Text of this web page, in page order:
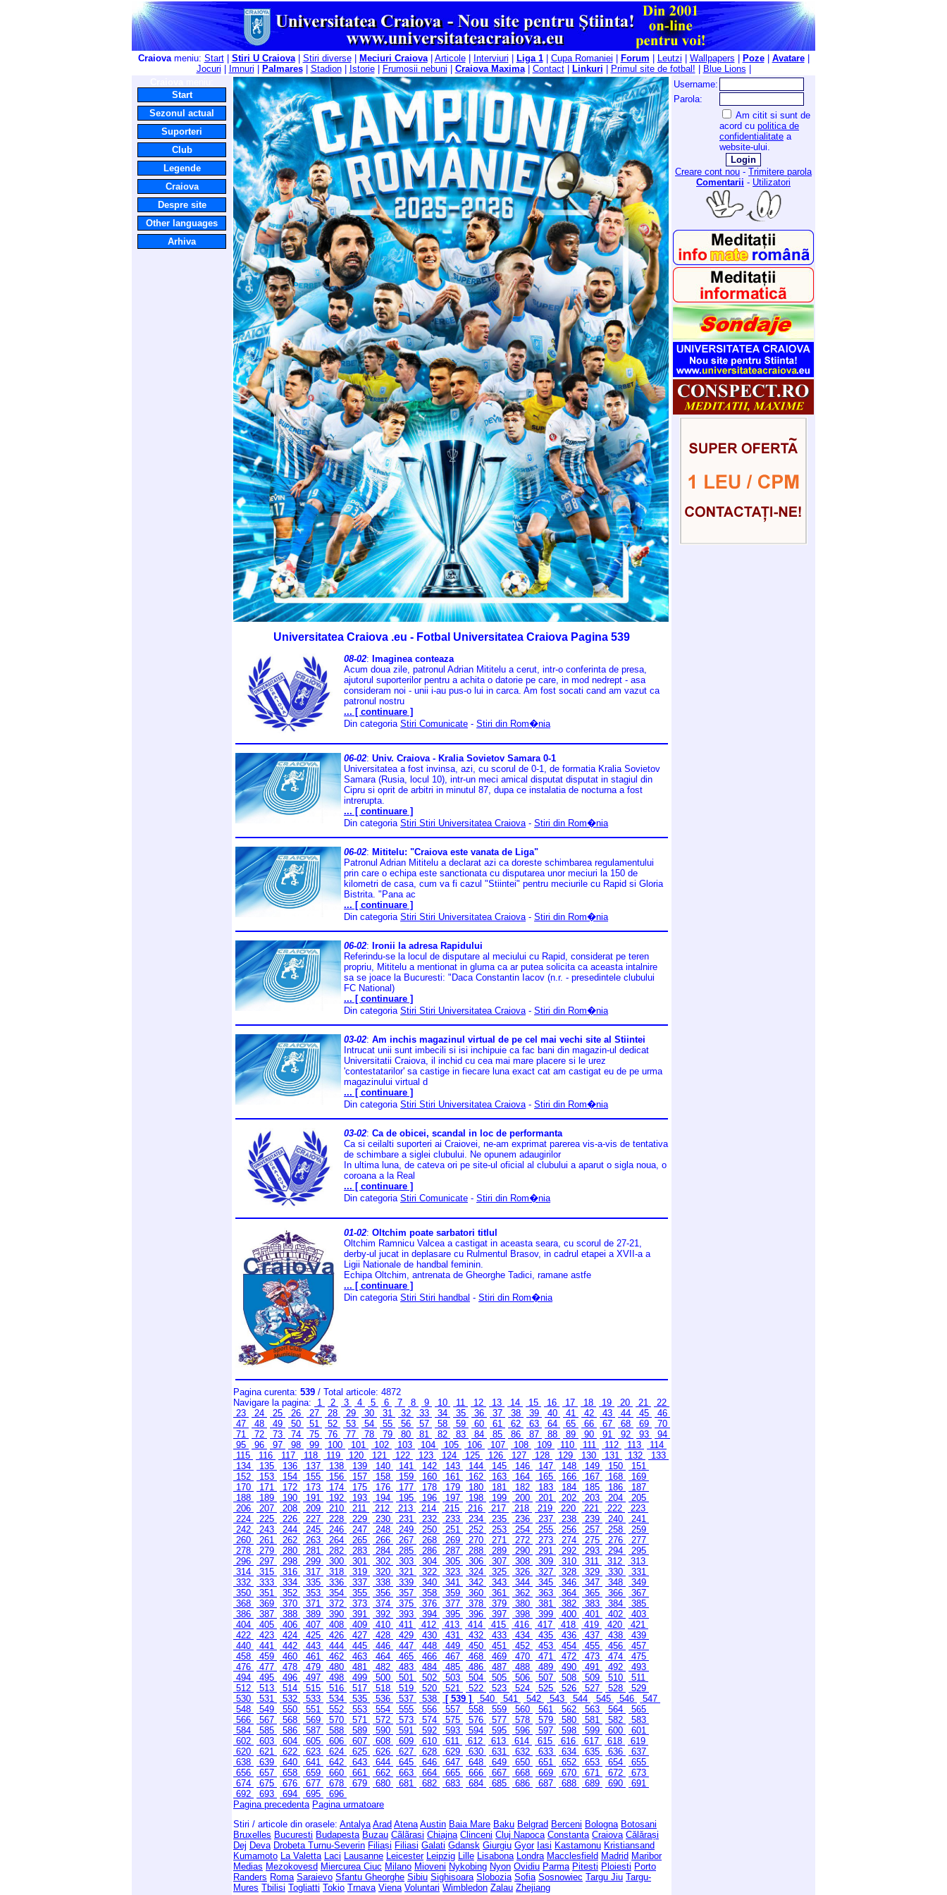
Craiovameniu: Start| Stiri U Craiova| Stiri diverse| Meciuri Craiova| Articole| Interviuri Liga 1| Cupa Romaniei Forum Leutzi Wallpapers Poze| Avatare|
Jocuri
Imnuri Palmares| Stadion| Istorie| Frumosii nebuni Craiova Maxima| Contact| Linkuri Primul site de fotbal! Blue Lions
Start
Sezonul actual
Suporteri
Club
Legende
Craiova
Despre site
Other languages
Arhiva
Universitatea Craiova .eu - Fotbal Universitatea Craiova Pagina 539
08-02: Imaginea conteaza
Acum doua zile, patronul Adrian Mititelu a cerut, intr-o conferinta de presa,
ajutorul suporterilor pentru a achita o datorie pe care, in mod nedrept - asa
consideram noi - unii i-au pus-o lui in carca. Am fost socati cand am vazut ca
patronul nostru
... [ continuare ]
Din categoria Stiri Comunicate - Stiri din Rom�nia
06-02: Univ. Craiova - Kralia Sovietov Samara 0-1
Universitatea a fost invinsa, azi, cu scorul de 0-1, de formatia Kralia Sovietov
Samara (Rusia, locul 10), intr-un meci amical disputat disputat in stagiul din
Cipru si oprit de arbitri in minutul 87, dupa ce instalatia de nocturna a fost
intrerupta.
... [ continuare ]
Din categoria Stiri Stiri Universitatea Craiova - Stiri din Rom�nia
06-02: Mititelu: "Craiova este vanata de Liga"
Patronul Adrian Mititelu a declarat azi ca doreste schimbarea regulamentului
prin care o echipa este sanctionata cu disputarea unor meciuri la 150 de
kilometri de casa, cum va fi cazul "Stiintei" pentru meciurile cu Rapid si Gloria
Bistrita. "Pana ac
... [ continuare ]
Din categoria Stiri Stiri Universitatea Craiova - Stiri din Rom�nia
06-02: Ironii la adresa Rapidului
Referindu-se la locul de disputare al meciului cu Rapid, considerat pe teren
propriu, Mititelu a mentionat in gluma ca ar putea solicita ca aceasta intalnire
sa se joace la Bucuresti: "Daca Constantin Iacov (n.r. - presedintele clubului
FC National)
... [ continuare ]
Din categoria Stiri Stiri Universitatea Craiova - Stiri din Rom�nia
03-02: Am inchis magazinul virtual de pe cel mai vechi site al Stiintei
Intrucat unii sunt imbecili si isi inchipuie ca fac bani din magazin-ul dedicat
Universitatii Craiova, il inchid cu cea mai mare placere si le urez
'contestatarilor' sa castige in fiecare luna exact cat am castigat eu de pe urma
magazinului virtual d
... [ continuare ]
Din categoria Stiri Stiri Universitatea Craiova - Stiri din Rom�nia
03-02: Ca de obicei, scandal in loc de performanta
Ca si ceilalti suporteri ai Craiovei, ne-am exprimat parerea vis-a-vis de tentativa
de schimbare a siglei clubului. Ne opunem adaugirilor
In ultima luna, de cateva ori pe site-ul oficial al clubului a aparut o sigla noua, o
coroana a la Real
... [ continuare ]
Din categoria Stiri Comunicate - Stiri din Rom�nia
01-02: Oltchim poate sarbatori titlul
Oltchim Ramnicu Valcea a castigat in aceasta seara, cu scorul de 27-21,
derby-ul jucat in deplasare cu Rulmentul Brasov, in cadrul etapei a XVII-a a
Ligii Nationale de handbal feminin.
Echipa Oltchim, antrenata de Gheorghe Tadici, ramane astfe
... [ continuare ]
Din categoria Stiri Stiri handbal - Stiri din Rom�nia
Pagina curenta: 539 / Total articole: 4872
Navigare la pagina:
1 2 3 4 5 6 7 8 9 10 11 12 13 14 15 16 17 18 19 20 21
22
23
24 25 26 27 28 29 30 31 32 33 34 35 36 37 38 39 40 41 42 43 44 45
46
47
48 49 50 51 52 53 54 55 56 57 58 59 60 61 62 63 64 65 66 67 68 69
70
71
72 73 74 75 76 77 78 79 80 81 82 83 84 85 86 87 88 89 90 91 92 93
94
95
96 97 98 99 100 101 102 103 104 105 106 107 108 109 110 111 112 113
114
115
116 117 118 119 120 121 122 123 124 125 126 127 128 129 130 131 132
133
134
135 136 137 138 139 140 141 142 143 144 145 146 147 148 149 150
151
152
153 154 155 156 157 158 159 160 161 162 163 164 165 166 167 168
169
170
171 172 173 174 175 176 177 178 179 180 181 182 183 184 185 186
187
188
189 190 191 192 193 194 195 196 197 198 199 200 201 202 203 204
205
206
207 208 209 210 211 212 213 214 215 216 217 218 219 220 221 222
223
224
225 226 227 228 229 230 231 232 233 234 235 236 237 238 239 240
241
242
243 244 245 246 247 248 249 250 251 252 253 254 255 256 257 258
259
260
261 262 263 264 265 266 267 268 269 270 271 272 273 274 275 276
277
278
279 280 281 282 283 284 285 286 287 288 289 290 291 292 293 294
295
296
297 298 299 300 301 302 303 304 305 306 307 308 309 310 311 312
313
314
315 316 317 318 319 320 321 322 323 324 325 326 327 328 329 330
331
332
333 334 335 336 337 338 339 340 341 342 343 344 345 346 347 348
349
350
351 352 353 354 355 356 357 358 359 360 361 362 363 364 365 366
367
368
369 370 371 372 373 374 375 376 377 378 379 380 381 382 383 384
385
386
387 388 389 390 391 392 393 394 395 396 397 398 399 400 401 402
403
404
405 406 407 408 409 410 411 412 413 414 415 416 417 418 419 420
421
422
423 424 425 426 427 428 429 430 431 432 433 434 435 436 437 438
439
440
441 442 443 444 445 446 447 448 449 450 451 452 453 454 455 456
457
458
459 460 461 462 463 464 465 466 467 468 469 470 471 472 473 474
475
476
477 478 479 480 481 482 483 484 485 486 487 488 489 490 491 492
493
494
495 496 497 498 499 500 501 502 503 504 505 506 507 508 509 510
511
512
513 514 515 516 517 518 519 520 521 522 523 524 525 526 527 528
529
530
531 532 533 534 535 536 537 538 [ 539 ] 540 541 542 543 544 545 546
547
548
549 550 551 552 553 554 555 556 557 558 559 560 561 562 563 564
565
566
567 568 569 570 571 572 573 574 575 576 577 578 579 580 581 582
583
584
585 586 587 588 589 590 591 592 593 594 595 596 597 598 599 600
601
602
603 604 605 606 607 608 609 610 611 612 613 614 615 616 617 618
619
620
621 622 623 624 625 626 627 628 629 630 631 632 633 634 635 636
637
638
639 640 641 642 643 644 645 646 647 648 649 650 651 652 653 654
655
656
657 658 659 660 661 662 663 664 665 666 667 668 669 670 671 672
673
674
675 676 677 678 679 680 681 682 683 684 685 686 687 688 689 690
691
692
693 694 695
696
Pagina precedenta Pagina urmatoare
Stiri / articole din orasele: Antalya Arad Atena Austin Baia Mare Baku Belgrad Berceni Bologna Botosani
Bruxelles Bucuresti Budapesta Buzau Cãlãrasi Chiajna Clinceni Cluj Napoca Constanta Craiova Călărași
Dej Deva Drobeta Turnu-Severin Filiași Filiasi Galati Gdansk Giurgiu Gyor Iasi Kastamonu Kristiansand
Kumamoto La Valetta Laci Lausanne Leicester Leipzig Lille Lisabona Londra Macclesfield Madrid Maribor
Medias Mezokovesd Miercurea Ciuc Milano Mioveni Nykobing Nyon Ovidiu Parma Pitesti Ploiesti Porto
Randers Roma Saraievo Sfantu Gheorghe Sibiu Sighisoara Slobozia Sofia Sosnowiec Targu Jiu Targu-
Mures Tbilisi Togliatti Tokio Trnava Viena Voluntari Wimbledon Zalau Zhejiang
Username:
Parola:
Am citit si sunt de
acord cu politica de
confidentialitate a
website-ului.
Creare cont nou - Trimitere parola
Comentarii - Utilizatori